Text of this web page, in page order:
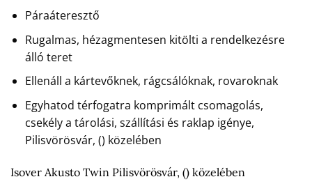
Páraáteresztő
Rugalmas, hézagmentesen kitölti a rendelkezésre
álló teret
Ellenáll a kártevőknek, rágcsálóknak, rovaroknak
Egyhatod térfogatra komprimált csomagolás,
csekély a tárolási, szállítási és raklap igénye,
Pilisvörösvár, () közelében
Isover Akusto Twin Pilisvörösvár, () közelében